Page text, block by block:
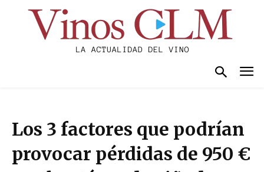
Los 3 factores que podrían
provocar pérdidas de 950 €